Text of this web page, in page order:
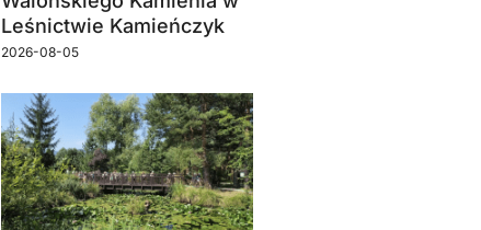
Leśnictwie Kamieńczyk
2026-08-05